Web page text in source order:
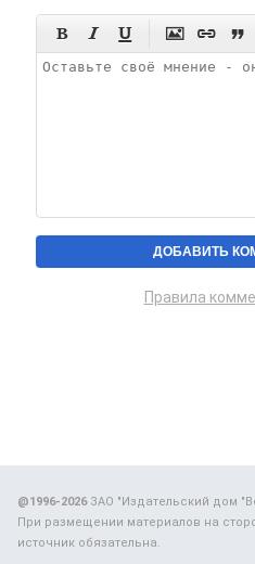
     
Правила
@1996-2026ЗАО "Издательский дом
При размещении материалов на
источник обязательна.